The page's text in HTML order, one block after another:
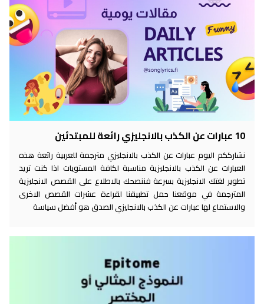
10 عبارات عن الكذب بالانجليزي رائعة للمبتدئين
نشارككم اليوم عبارات عن الكذب بالانجليزي مترجمة للعربية رائعة هذه
العبارات عن الكذب بالانجليزية مناسبة لكافة المستويات اذا كنت تريد
تطوير لغتك الانجليزية بسرعة فننصحك بالاطلاع على القصص الانجليزية
المترجمة في موقعنا حمل تطبيقنا لقراءة عشرات القصص الاخرى
والاستماع لها عبارات عن الكذب بالانجليزي الصدق هو أفضل سياسة